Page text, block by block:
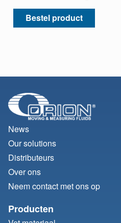
Bestel product
News
Our solutions
Distributeurs
Over ons
Neem contact met ons op
Producten